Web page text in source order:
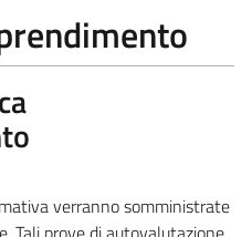
verranno somministrate